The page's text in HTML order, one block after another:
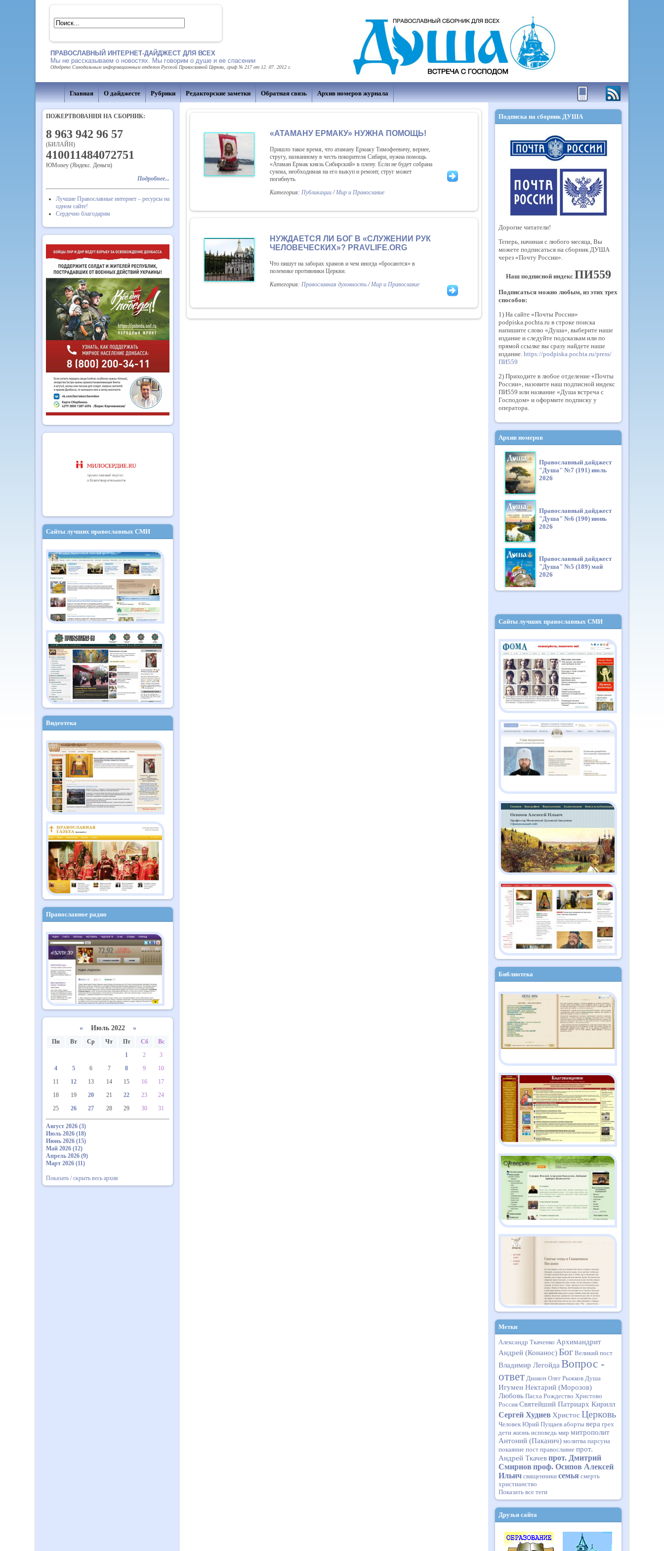
ПРАВОСЛАВНЫЙ ИНТЕРНЕТ-ДАЙДЖЕСТ ДЛЯ ВСЕХ
Мы не рассказываем о новостях. Мы говорим о душе и ее спасении
Одобрено Синодальным информационным отделом Русской Православной Церкви, гриф № 217 от 12. 07. 2012 г.
Главная О дайджесте Рубрики Редакторские заметки Обратная связь Архив номеров журнала
ПОЖЕРТВОВАНИЯ НА СБОРНИК:
8 963 942 96 57
(БИЛАЙН)
410011484072751
ЮMoney (Яндекс. Деньги)
Подробнее...
Лучшие Православные интернет – ресурсы на
одном сайте!
Сердечно благодарим
Сайты лучших православных СМИ
Видеотека
Православное радио
«Июль 2022 »
Пн Вт Ср Чт Пт Сб
Вс
1
2
3
4
5 6 7 8 9
10
11
12 13 14 15 16
17
18
19 20 21 22 23
24
25
26 27 28 29 30 31
Август 2026 (3)
Июль 2026 (18)
Июнь 2026 (15)
Май 2026 (12)
Апрель 2026 (9)
Март 2026 (11)
Показать / скрыть весь архив
«АТАМАНУ ЕРМАКУ» НУЖНА ПОМОЩЬ!
Пришло такое время, что атаману Ермаку Тимофеевичу, вернее,
стругу, названному в честь покорителя Сибири, нужна помощь.
«Атаман Ермак князь Сибирский» в плену. Если не будет собрана
сумма, необходимая на его выкуп и ремонт, струг может
погибнуть.
Категория: Публикации/Мир и Православие
НУЖДАЕТСЯ ЛИ БОГ В «СЛУЖЕНИИ РУК
ЧЕЛОВЕЧЕСКИХ»? PRAVLIFE.ORG
Что пишут на заборах храмов и чем иногда «бросаются» в
полемике противники Церкви.
Категория: Православная духовность/Мир и Православие
Подписка на сборник ДУША
Дорогие читатели!
Теперь, начиная с любого месяца, Вы
можете подписаться на сборник ДУША
через «Почту России».
Наш подписной индекс ПИ559
Подписаться можно любым, из этих трех
способов:
1) На сайте «Почты России»
podpiska.pochta.ru в строке поиска
напишите слово «Душа», выберите наше
издание и следуйте подсказкам или по
прямой ссылке вы сразу найдете наше
издание. https://podpiska.pochta.ru/press/
ПИ559
2) Приходите в любое отделение «Почты
России», назовите наш подписной индекс
ПИ559 или название «Душа встреча с
Господом» и оформите подписку у
оператора.
Архив номеров
Православный дайджест
"Душа" №7 (191) июль
2026
Православный дайджест
"Душа" №6 (190) июнь
2026
Православный дайджест
"Душа" №5 (189) май
2026
"Душа" №4 (188) апрель
2026
Православный дайджест
"Душа" №3 (187) март
2026
Православный дайджест
"Душа" №2 (186)
февраль 2026
Православный дайджест
"Душа" №1 (185) январь
Православный дайджест
"Душа" №12 (184)
декабрь 2025
Православный дайджест
"Душа" №11 (183) ноябрь
2025
Православный дайджест
"Душа" №10 (182)
октябрь 2025
Сайты лучших православных СМИ
Библиотека
Метки
Александр Ткаченко Архимандрит
Андрей (Конанос)Бог Великий пост
Владимир ЛегойдаВопрос -
ответ Диакон Олег Рыжков Душа
Игумен Нектарий (Морозов)
Любовь Пасха Рождество Христово
Россия Святейший Патриарх Кирилл
Сергей Худиев Христос Церковь
Человек Юрий Пущаев аборты вера грех
дети жизнь исповедь мир митрополит
Антоний (Паканич) молитва парсуна
покаяние пост православие прот.
Андрей Ткачевпрот. Дмитрий
Смирнов проф. Осипов Алексей
Ильич священники семья смерть
христианство
Показать все теги
Друзья сайта